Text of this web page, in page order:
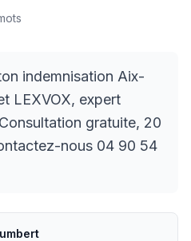
indemnisation Aix-
LEXVOX, expert
gratuite, 20
nous 04 90 54